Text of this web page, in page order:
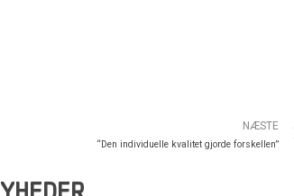
NÆSTE
“Den individuelle kvalitet gjorde forskellen”